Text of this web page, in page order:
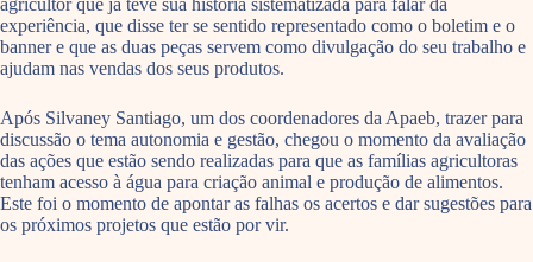
experiência, que disse ter se sentido representado como o boletim e o
banner e que as duas peças servem como divulgação do seu trabalho e
ajudam nas vendas dos seus produtos.
Após Silvaney Santiago, um dos coordenadores da Apaeb, trazer para
discussão o tema autonomia e gestão, chegou o momento da avaliação
das ações que estão sendo realizadas para que as famílias agricultoras
tenham acesso à água para criação animal e produção de alimentos.
Este foi o momento de apontar as falhas os acertos e dar sugestões para
os próximos projetos que estão por vir.